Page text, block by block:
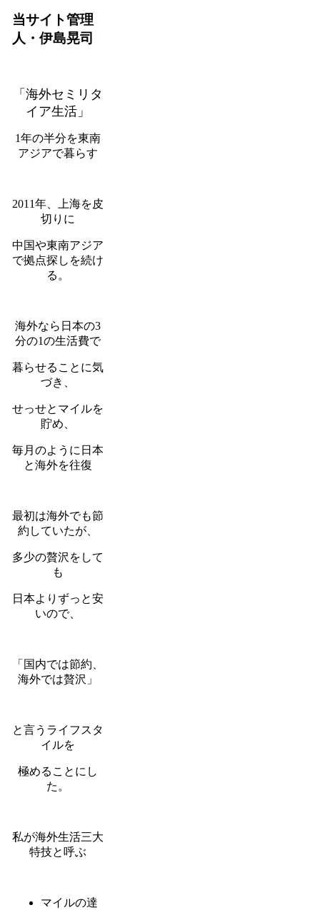
当サイト管理
人・伊島晃司
「海外セミリタ
イア生活」
1年の半分を東南
アジアで暮らす
2011年、上海を皮
切りに
中国や東南アジア
で拠点探しを続け
る。
海外なら日本の3
分の1の生活費で
暮らせることに気
づき、
せっせとマイルを
貯め、
毎月のように日本
と海外を往復
最初は海外でも節
約していたが、
多少の贅沢をして
も
日本よりずっと安
いので、
「国内では節約、
海外では贅沢」
と言うライフスタ
イルを
極めることにし
た。
私が海外生活三大
特技と呼ぶ
マイルの達